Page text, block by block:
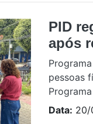
PID
após
pessoas
Data: 20/